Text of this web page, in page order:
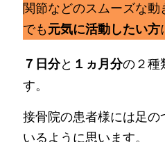
関節などのスムーズな
でも元気に活動したい方
７日分と １ヵ月分の２種
す。
接骨院の患者様には足の
いるように思います。